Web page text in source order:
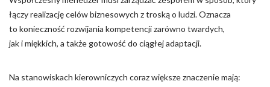
łączy realizację celów biznesowych z troską o ludzi. Oznacza
to konieczność rozwijania kompetencji zarówno twardych,
jak i miękkich, a także gotowość do ciągłej adaptacji.
Na stanowiskach kierowniczych coraz większe znaczenie mają: